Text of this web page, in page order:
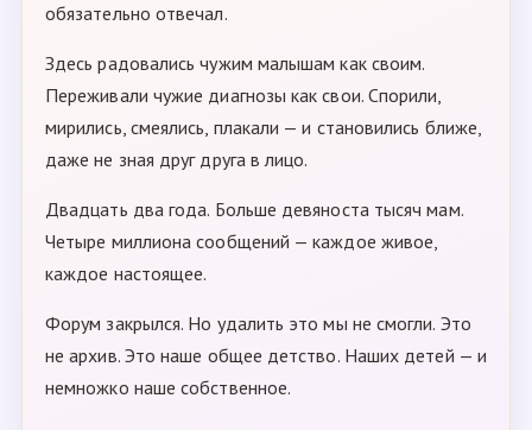
обязательно отвечал.
Здесь радовались чужим малышам как своим.
Переживали чужие диагнозы как свои. Спорили,
мирились, смеялись, плакали — и становились ближе,
даже не зная друг друга в лицо.
Двадцать два года. Больше девяноста тысяч мам.
Четыре миллиона сообщений — каждое живое,
каждое настоящее.
Форум закрылся. Но удалить это мы не смогли. Это
не архив. Это наше общее детство. Наших детей — и
немножко наше собственное.